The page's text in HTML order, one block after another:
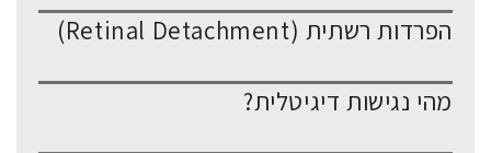
הפרדות רשתית (Retinal Detachment)
מהי נגישות דיגיטלית?